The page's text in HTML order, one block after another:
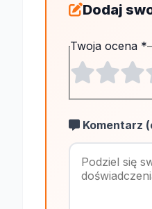
Dodaj
Twoja ocena *
Komentarz